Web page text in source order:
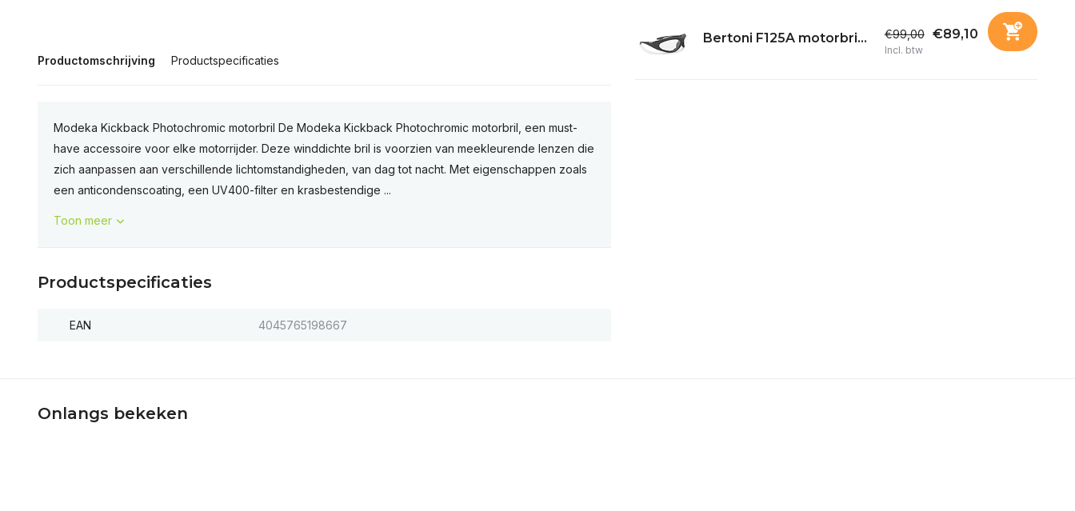
Productomschrijving Productspecificaties
Modeka Kickback Photochromic motorbril De Modeka Kickback Photochromic motorbril, een must-
have accessoire voor elke motorrijder. Deze winddichte bril is voorzien van meekleurende lenzen die
zich aanpassen aan verschillende lichtomstandigheden, van dag tot nacht. Met eigenschappen zoals
een anticondenscoating, een UV400-filter en krasbestendige ...
Toon meer
Productspecificaties
EAN 4045765198667
Bertoni F125A motorbri... €99,00 €89,10
Incl. btw
Onlangs bekeken